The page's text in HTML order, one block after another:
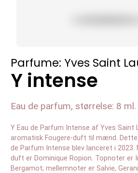
Parfume: Yves Saint
Y intense
Eau de parfum, størrelse: 8 ml.
Y Eau de Parfum Intense af Yves Saint
aromatisk Fougere-duft til mænd. Dette
de Parfum Intense blev lanceret i 2023.
duft er Dominique Ropion. Topnoter er
Bergamot; mellemnoter er Salvie,